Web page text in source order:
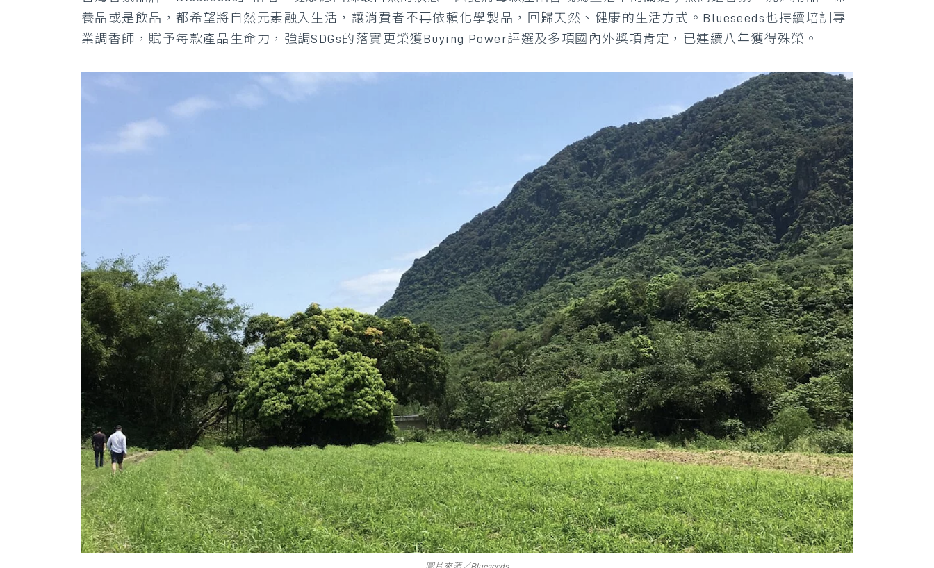
養品或是飲品，都希望將自然元素融入生活，讓消費者不再依賴化學製品，回歸天然、健康的生活方式。Blueseeds也持續培訓專
業調香師，賦予每款產品生命力，強調SDGs的落實更榮獲Buying Power評選及多項國內外獎項肯定，已連續八年獲得殊榮。
圖片來源／Blueseeds